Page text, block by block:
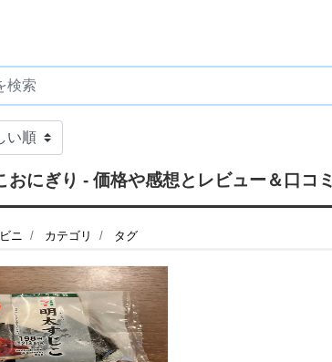
おにぎり - 価格や感想とレビュー＆口コミ
ニ カテゴリ タグ